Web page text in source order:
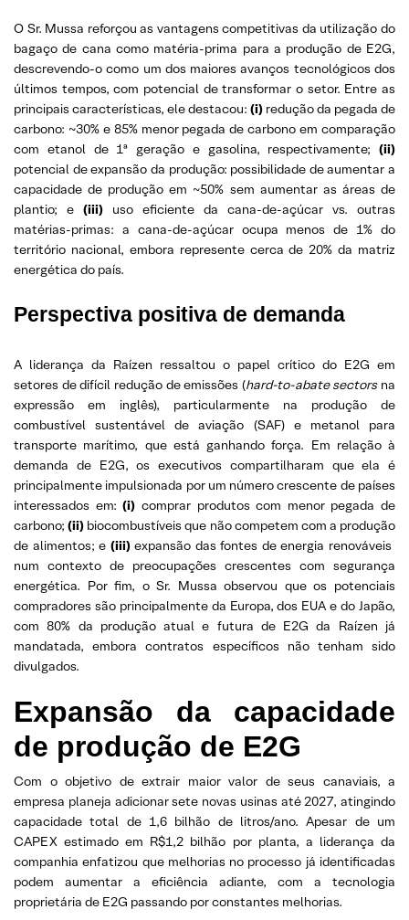
O Sr. Mussa reforçou as vantagens competitivas da utilização do
bagaço de cana como matéria-prima para a produção de E2G,
descrevendo-o como um dos maiores avanços tecnológicos dos
últimos tempos, com potencial de transformar o setor. Entre as
principais características, ele destacou: (i) redução da pegada de
carbono: ~30% e 85% menor pegada de carbono em comparação
com etanol de 1ª geração e gasolina, respectivamente; (ii)
potencial de expansão da produção: possibilidade de aumentar a
capacidade de produção em ~50% sem aumentar as áreas de
plantio; e (iii) uso eficiente da cana-de-açúcar vs. outras
matérias-primas: a cana-de-açúcar ocupa menos de 1% do
território nacional, embora represente cerca de 20% da matriz
energética do país.
Perspectiva positiva de demanda
A liderança da Raízen ressaltou o papel crítico do E2G em
setores de difícil redução de emissões (hard-to-abate sectorsna
expressão em inglês), particularmente na produção de
combustível sustentável de aviação (SAF) e metanol para
transporte marítimo, que está ganhando força. Em relação à
demanda de E2G, os executivos compartilharam que ela é
principalmente impulsionada por um número crescente de países
interessados ​​em:(i) comprar produtos com menor pegada de
carbono;(ii) biocombustíveis que não competem com a produção
de alimentos; e (iii)expansão das fontes de energia renováveis ​​
num contexto de preocupações crescentes com segurança
energética. Por fim, o Sr. Mussa observou que os potenciais
compradores são principalmente da Europa, dos EUA e do Japão,
com 80% da produção atual e futura de E2G da Raízen já
mandatada, embora contratos específicos não tenham sido
divulgados.
Expansão da capacidade
de produção de E2G
Com o objetivo de extrair maior valor de seus canaviais, a
empresa planeja adicionar sete novas usinas até 2027, atingindo
capacidade total de 1,6 bilhão de litros/ano. Apesar de um
CAPEX estimado em R$1,2 bilhão por planta, a liderança da
companhia enfatizou que melhorias no processo já identificadas
podem aumentar a eficiência adiante, com a tecnologia
proprietária de E2G passando por constantes melhorias.